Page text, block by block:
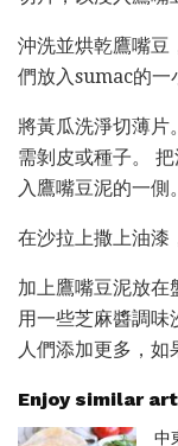
沖洗並烘乾鷹嘴豆
們放入sumac的一
將黃瓜洗淨切薄片
需剝皮或種子。
入鷹嘴豆泥的一側。
在沙拉上撒上油漆
加上鷹嘴豆泥放在
用一些芝麻醬調
人們添加更多，如
Enjoy similar
中